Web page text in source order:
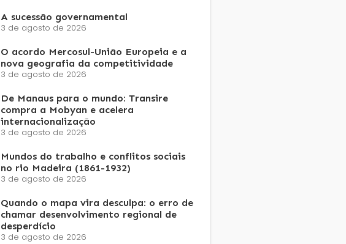
A sucessão governamental
3 de agosto de 2026
O acordo Mercosul-União Europeia e a
nova geografia da competitividade
3 de agosto de 2026
De Manaus para o mundo: Transire
compra a Mobyan e acelera
internacionalização
3 de agosto de 2026
Mundos do trabalho e conflitos sociais
no rio Madeira (1861-1932)
3 de agosto de 2026
Quando o mapa vira desculpa: o erro de
chamar desenvolvimento regional de
desperdício
3 de agosto de 2026